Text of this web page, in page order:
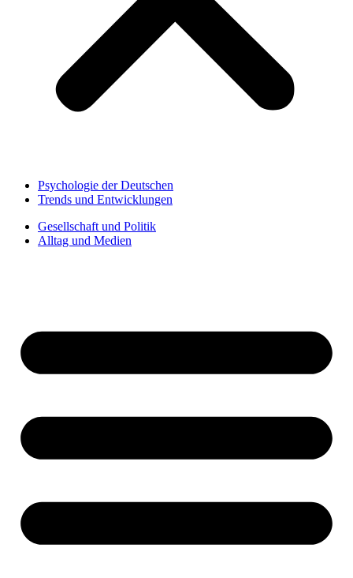
Psychologie der Deutschen
Trends und Entwicklungen
Gesellschaft und Politik
Alltag und Medien